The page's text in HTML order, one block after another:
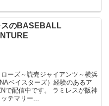
スのBASEBALL
ーズ～読売ジャイアンツ～横浜
ベイスターズ）経験のあるア
で配信中です。 ラミレスが阪神
テマリー...